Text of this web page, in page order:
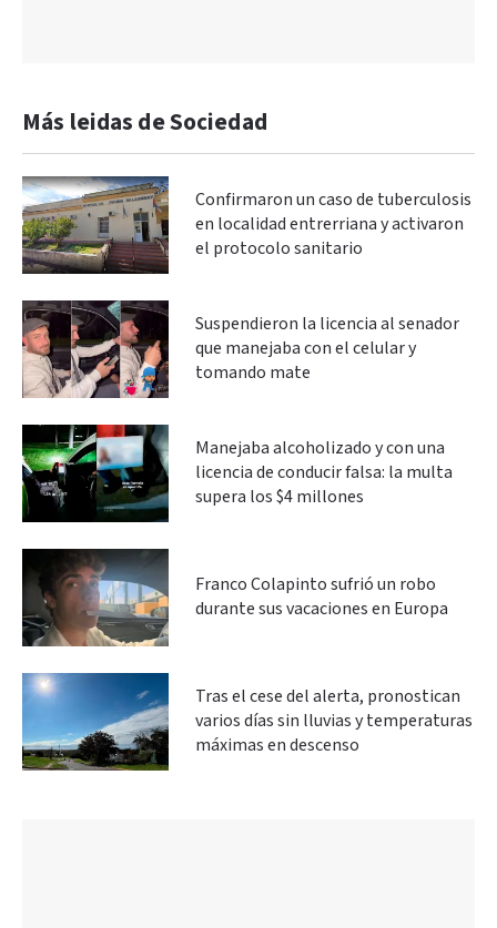
Más leidas de Sociedad
Confirmaron un caso de tuberculosis
en localidad entrerriana y activaron
el protocolo sanitario
Suspendieron la licencia al senador
que manejaba con el celular y
tomando mate
Manejaba alcoholizado y con una
licencia de conducir falsa: la multa
supera los $4 millones
Franco Colapinto sufrió un robo
durante sus vacaciones en Europa
Tras el cese del alerta, pronostican
varios días sin lluvias y temperaturas
máximas en descenso